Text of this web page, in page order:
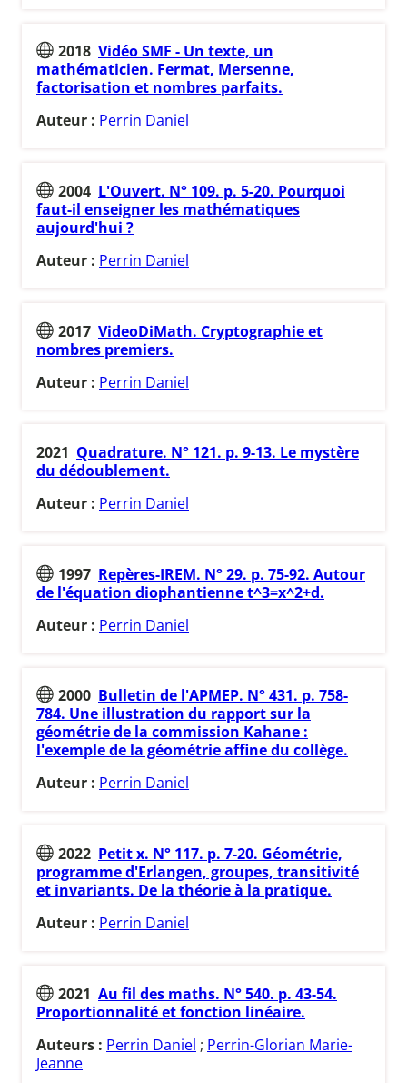
2018 Vidéo SMF - Un texte, un
mathématicien. Fermat, Mersenne,
factorisation et nombres parfaits.
Auteur : Perrin Daniel
2004 L'Ouvert. N° 109. p. 5-20. Pourquoi
faut-il enseigner les mathématiques
aujourd'hui ?
Auteur : Perrin Daniel
2017 VideoDiMath. Cryptographie et
nombres premiers.
Auteur : Perrin Daniel
2021 Quadrature. N° 121. p. 9-13. Le mystère
du dédoublement.
Auteur : Perrin Daniel
1997 Repères-IREM. N° 29. p. 75-92. Autour
de l'équation diophantienne t^3=x^2+d.
Auteur : Perrin Daniel
2000 Bulletin de l'APMEP. N° 431. p. 758-
784. Une illustration du rapport sur la
géométrie de la commission Kahane :
l'exemple de la géométrie affine du collège.
Auteur : Perrin Daniel
2022 Petit x. N° 117. p. 7-20. Géométrie,
programme d'Erlangen, groupes, transitivité
et invariants. De la théorie à la pratique.
Auteur : Perrin Daniel
2021 Au fil des maths. N° 540. p. 43-54.
Proportionnalité et fonction linéaire.
Auteurs : Perrin Daniel ; Perrin-Glorian Marie-
Jeanne